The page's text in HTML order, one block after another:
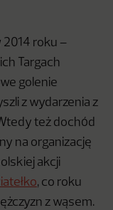
2014 roku –
Targach
golenie
z wydarzenia z
też dochód
na organizację
akcji
, co roku
z wąsem.